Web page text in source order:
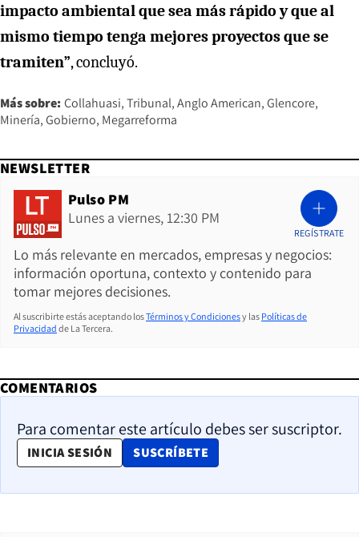
impacto ambiental que sea más rápido y que al
mismo tiempo tenga mejores proyectos que se
tramiten”, concluyó.
Más sobre: Collahuasi Tribunal Anglo American Glencore
Minería Gobierno Megarreforma
NEWSLETTER
Pulso PM
Lunes a viernes, 12:30 PM
Lo más relevante en mercados, empresas y negocios:
información oportuna, contexto y contenido para
tomar mejores decisiones.
REGÍSTRATE
Al suscribirte estás aceptando losTérminos y Condicionesy las Políticas de
Privacidad de La Tercera.
COMENTARIOS
Para comentar este artículo debes ser suscriptor.
INICIA SESIÓN SUSCRÍBETE
OPENS IN NEW WINDOW